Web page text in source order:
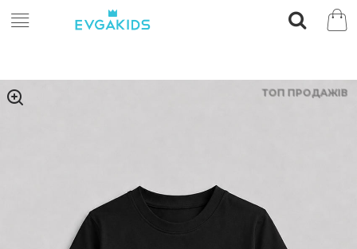
ТОП ПРОДАЖІВ